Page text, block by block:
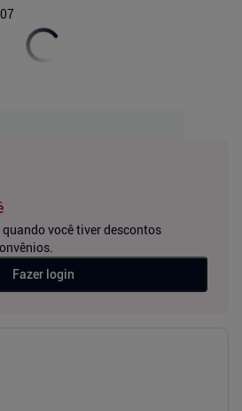
você tiver descontos
Fazer login